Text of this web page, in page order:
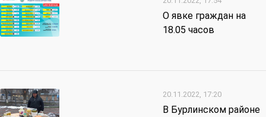
О явке граждан на
18.05 часов
20.11.2022, 17:20
В Бурлинском районе